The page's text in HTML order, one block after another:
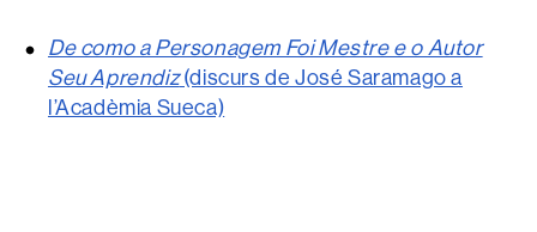
De como a Personagem Foi Mestre e o Autor
Seu Aprendiz(discurs de José Saramago a
l’Acadèmia Sueca)